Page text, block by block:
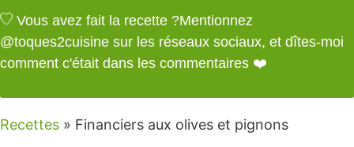
Vous avez fait la recette ?Mentionnez
@toques2cuisine sur les réseaux sociaux, et dîtes-moi
comment c'était dans les commentaires ❤️
Recettes » Financiers aux olives et pignons